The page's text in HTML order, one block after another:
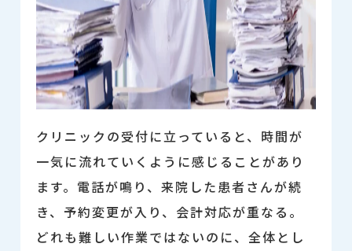
クリニックの受付に立っていると、時間が
一気に流れていくように感じることがあり
ます。電話が鳴り、来院した患者さんが続
き、予約変更が入り、会計対応が重なる。
どれも難しい作業ではないのに、全体とし